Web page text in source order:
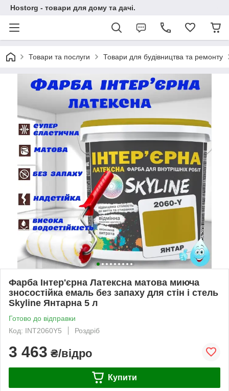
Hostorg - товари для дому та дачі.
Товари та послуги Товари для будівництва та ремонту
Фарба Інтер'єрна Латексна матова миюча
зносостійка емаль без запаху для стін і стель
Skyline Янтарна 5 л
Готово до відправки
Код: INT2060Y5
Роздріб
3 463 ₴/відро
Купити